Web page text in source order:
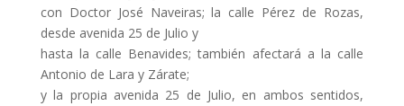
con Doctor José Naveiras; la calle Pérez de Rozas,
desde avenida 25 de Julio y
hasta la calle Benavides; también afectará a la calle
Antonio de Lara y Zárate;
y la propia avenida 25 de Julio, en ambos sentidos,